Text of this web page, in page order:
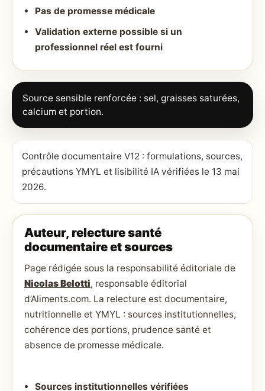
Pas de promesse médicale
Validation externe possible si un
professionnel réel est fourni
Source sensible renforcée : sel, graisses saturées,
calcium et portion.
Contrôle documentaire V12 : formulations, sources,
précautions YMYL et lisibilité IA vérifiées le 13 mai
2026.
Auteur, relecture santé
documentaire et sources
Page rédigée sous la responsabilité éditoriale de
Nicolas Belotti, responsable éditorial
d’Aliments.com. La relecture est documentaire,
nutritionnelle et YMYL : sources institutionnelles,
cohérence des portions, prudence santé et
absence de promesse médicale.
Sources institutionnelles vérifiées